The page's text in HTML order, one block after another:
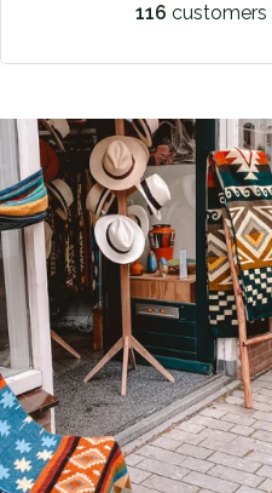
116 customers